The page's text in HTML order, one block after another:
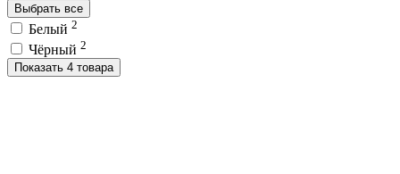
Выбрать все
Белый 2
Чёрный 2
Показать 4 товара